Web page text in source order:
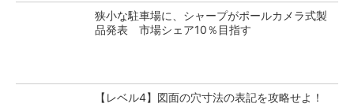
狭小な駐車場に、シャープがポールカメラ式製
品発表 市場シェア10％目指す
【レベル4】図面の穴寸法の表記を攻略せよ！